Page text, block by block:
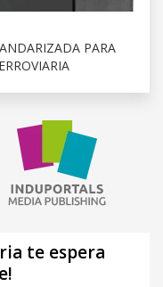
PARA
te espera